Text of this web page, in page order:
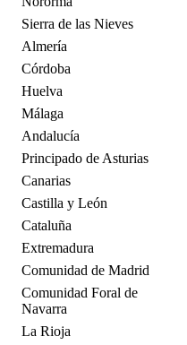
Sierra de las Nieves
Almería
Córdoba
Huelva
Málaga
Andalucía
Principado de Asturias
Canarias
Castilla y León
Cataluña
Extremadura
Comunidad de Madrid
Comunidad Foral de
Navarra
La Rioja